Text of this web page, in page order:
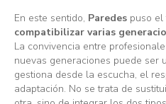
En este sentido, Paredes puso
compatibilizar varias
La convivencia entre
nuevas generaciones puede ser
gestiona desde la escucha, el
adaptación. No se trata de